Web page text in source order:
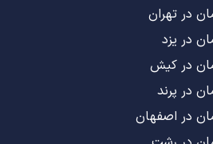
در تهران
در یزد
در کیش
در پرند
در اصفهان